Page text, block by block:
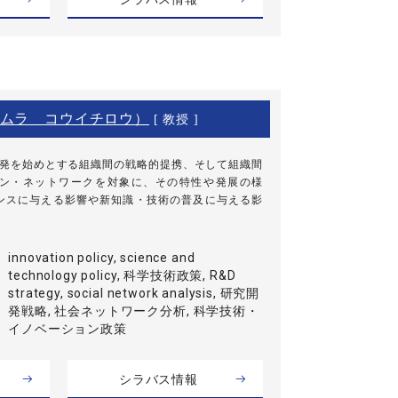
ラ コウイチロウ） [ 教授 ]
を始めとする組織間の戦略的提携、そして組織間
・ネットワークを対象に、その特性や発展の様
スに与える影響や新知識・技術の普及に与える影
innovation policy, science and
technology policy, 科学技術政策, R&D
strategy, social network analysis, 研究開
発戦略, 社会ネットワーク分析, 科学技術・
イノベーション政策
シラバス情報